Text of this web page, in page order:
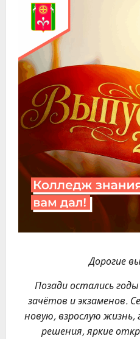
Дорогие
Позади остались
зачётов и экзаменов.
новую, взрослую жизнь,
решения, яркие